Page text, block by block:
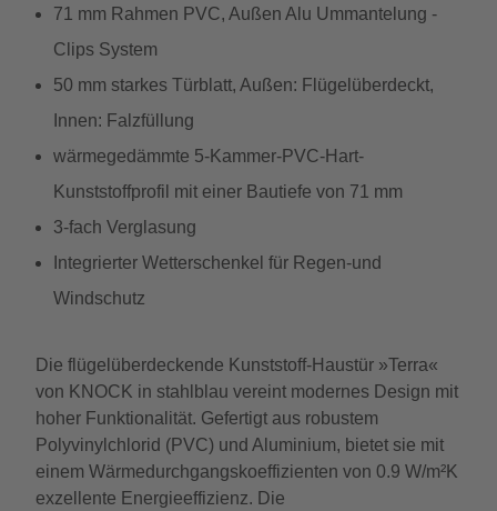
71 mm Rahmen PVC, Außen Alu Ummantelung -
Clips System
50 mm starkes Türblatt, Außen: Flügelüberdeckt,
Innen: Falzfüllung
wärmegedämmte 5-Kammer-PVC-Hart-
Kunststoffprofil mit einer Bautiefe von 71 mm
3-fach Verglasung
Integrierter Wetterschenkel für Regen-und
Windschutz
Die flügelüberdeckende Kunststoff-Haustür »Terra«
von KNOCK in stahlblau vereint modernes Design mit
hoher Funktionalität. Gefertigt aus robustem
Polyvinylchlorid (PVC) und Aluminium, bietet sie mit
einem Wärmedurchgangskoeffizienten von 0.9 W/m²K
exzellente Energieeffizienz. Die